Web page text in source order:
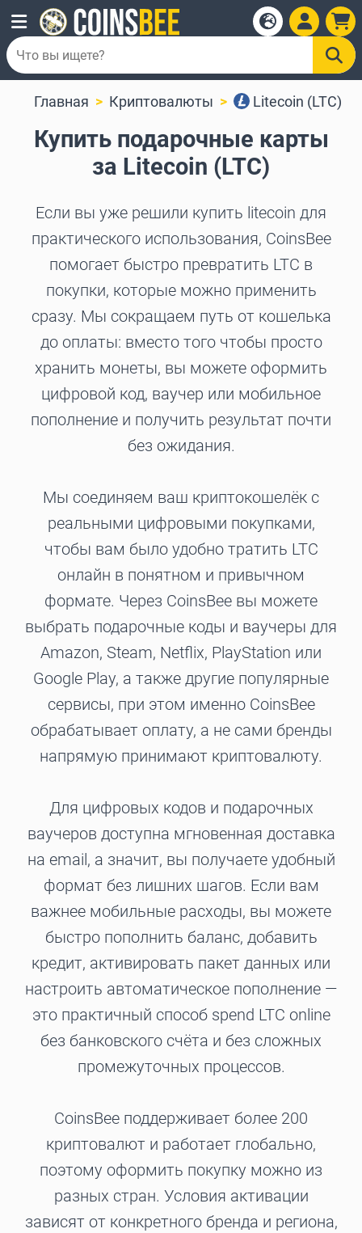
Главная Криптовалюты Litecoin (LTC)
Купить подарочные карты
за Litecoin (LTC)
Если вы уже решили купить litecoin для
практического использования, CoinsBee
помогает быстро превратить LTC в
покупки, которые можно применить
сразу. Мы сокращаем путь от кошелька
до оплаты: вместо того чтобы просто
хранить монеты, вы можете оформить
цифровой код, ваучер или мобильное
пополнение и получить результат почти
без ожидания.
Мы соединяем ваш криптокошелёк с
реальными цифровыми покупками,
чтобы вам было удобно тратить LTC
онлайн в понятном и привычном
формате. Через CoinsBee вы можете
выбрать подарочные коды и ваучеры для
Amazon, Steam, Netflix, PlayStation или
Google Play, а также другие популярные
сервисы, при этом именно CoinsBee
обрабатывает оплату, а не сами бренды
напрямую принимают криптовалюту.
Для цифровых кодов и подарочных
ваучеров доступна мгновенная доставка
на email, а значит, вы получаете удобный
формат без лишних шагов. Если вам
важнее мобильные расходы, вы можете
быстро пополнить баланс, добавить
кредит, активировать пакет данных или
настроить автоматическое пополнение —
это практичный способ spend LTC online
без банковского счёта и без сложных
промежуточных процессов.
CoinsBee поддерживает более 200
криптовалют и работает глобально,
поэтому оформить покупку можно из
разных стран. Условия активации
зависят от конкретного бренда и региона,